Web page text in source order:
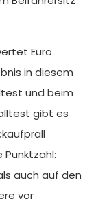
Euro
in diesem
und beim
gibt es
auch auf den
vor